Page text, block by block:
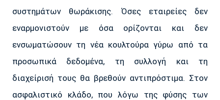
συστημάτων θωράκισης. Όσες εταιρείες δεν
εναρμονιστούν με όσα ορίζονται και δεν
ενσωματώσουν τη νέα κουλτούρα γύρω από τα
προσωπικά δεδομένα, τη συλλογή και τη
διαχείρισή τους θα βρεθούν αντιπρόστιμα. Στον
ασφαλιστικό κλάδο, που λόγω της φύσης των